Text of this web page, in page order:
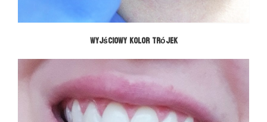
wyjściowy kolor trójek